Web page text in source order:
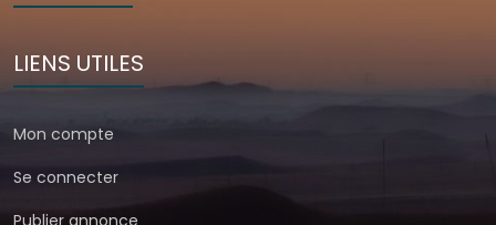
LIENS UTILES
Mon compte
Se connecter
Publier annonce